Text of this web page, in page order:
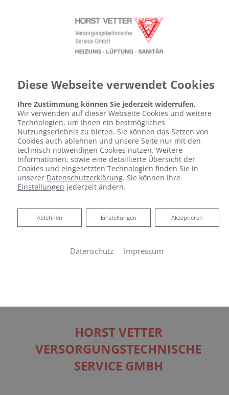
HORST VETTER
VERSORGUNGSTECHNISCHE
SERVICE GMBH
Diese Webseite verwendet Cookies
Ihre Zustimmung können Sie jederzeit widerrufen.
Wir verwenden auf dieser Webseite Cookies und weitere
Technologien, um Ihnen ein bestmögliches
Nutzungserlebnis zu bieten. Sie können das Setzen von
Cookies auch ablehnen und unsere Seite nur mit den
technisch notwendigen Cookies nutzen. Weitere
Informationen, sowie eine detaillierte Übersicht der
Cookies und eingesetzten Technologien finden Sie in
unserer Datenschutzerklärung. Sie können Ihre
Einstellungen jederzeit ändern.
Akzeptieren
Einstellungen
Ablehnen
Ablehnen
Datenschutz Impressum